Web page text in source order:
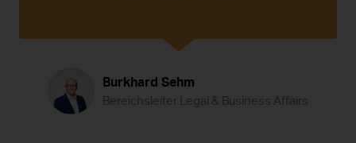
Burkhard Sehm
Bereichsleiter Legal & Business Affairs